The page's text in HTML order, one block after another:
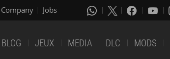
Company Jobs
BLOG JEUX MEDIA DLC MODS